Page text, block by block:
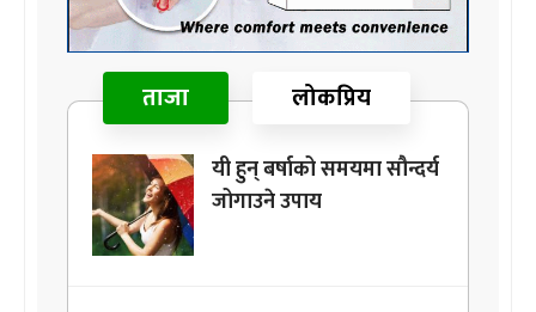
ताजा लोकप्रिय
यी हुन् बर्षाको समयमा सौन्दर्य
जोगाउने उपाय